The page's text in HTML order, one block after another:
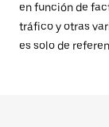
en función de
tráfico y otras
es solo de